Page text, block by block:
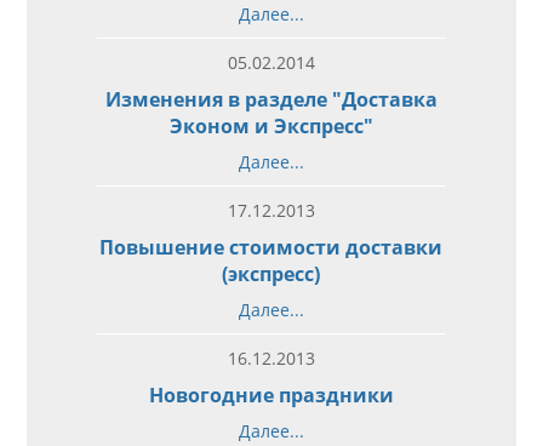
Далее...
05.02.2014
Изменения в разделе "Доставка
Эконом и Экспресс"
Далее...
17.12.2013
Повышение стоимости доставки
(экспресс)
Далее...
16.12.2013
Новогодние праздники
Далее...